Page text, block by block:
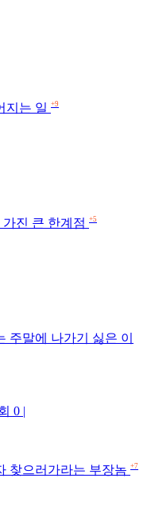
지는 일 +9
진 큰 한계점 +5
주말에 나가기 싫은 이
0 |
찾으러가라는 부장놈 +7